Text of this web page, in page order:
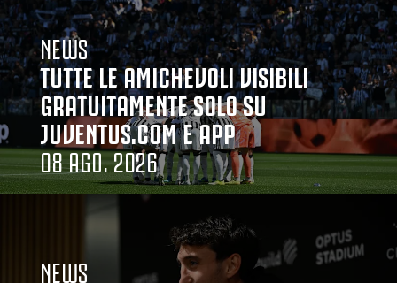
NEWS
TUTTE LE AMICHEVOLI VISIBILI
GRATUITAMENTE SOLO SU
JUVENTUS.COM E APP
08 AGO. 2026
NEWS